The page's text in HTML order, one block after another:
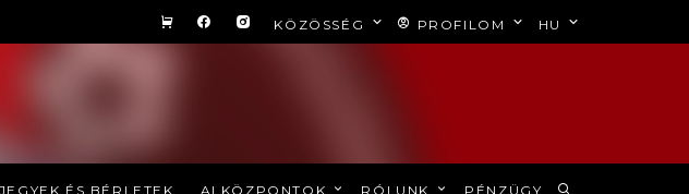
KÖZÖSSÉG PROFILOM HU
JEGYEK ÉS BÉRLETEK ALKÖZPONTOK RÓLUNK PÉNZÜGY